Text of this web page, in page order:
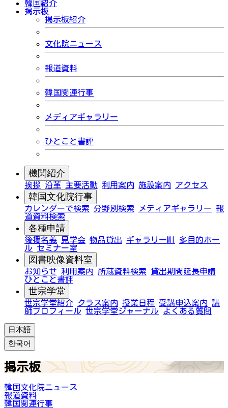
韓国紹介
掲示板
掲示板紹介
文化院ニュース
報道資料
韓国関連行事
メディアギャラリー
ひとこと書評
機関紹介
挨拶 沿革 主要活動 利用案内 施設案内 アクセス
韓国文化院行事
カレンダーで検索 分野別検索 メディアギャラリー 報
道資料検索
各種申請
後援名義 見学会 物品貸出 ギャラリーMI
多目的ホー
ル セミナー室
図書映像資料室
お知らせ 利用案内 所蔵資料検索
貸出期間延長申請
ひとこと書評
世宗学堂
世宗学堂紹介 クラス案内 授業日程 受講申込案内 講
師プロフィール 世宗学堂ジャーナル よくある質問
日本語
한국어
掲示板
韓国文化院ニュース
報道資料
韓国関連行事